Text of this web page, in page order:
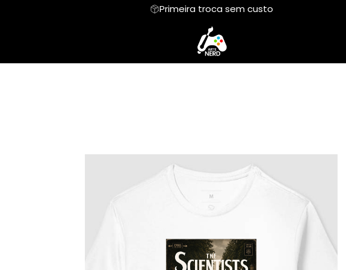
Primeira troca sem custo